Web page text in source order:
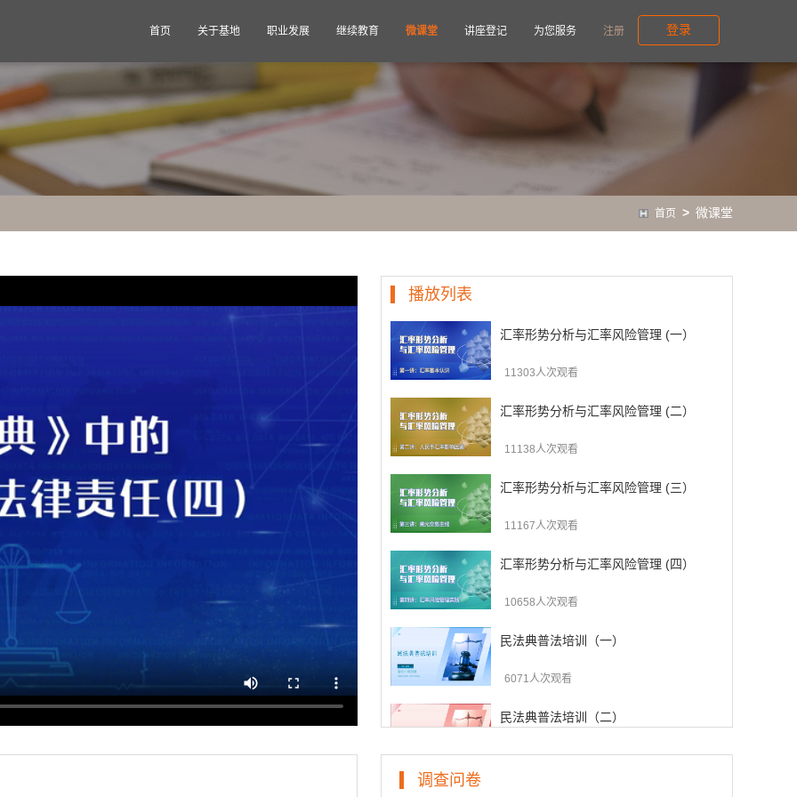
首页 关于基地 职业发展 继续教育 微课堂 讲座登记 为您服务 注册 登录
首页 > 微课堂
播放列表
汇率形势分析与汇率风险管理 (一）
11303人次观看
汇率形势分析与汇率风险管理 (二）
11138人次观看
汇率形势分析与汇率风险管理 (三）
11167人次观看
汇率形势分析与汇率风险管理 (四）
10658人次观看
民法典普法培训（一）
6071人次观看
民法典普法培训（二）
6255人次观看
调查问卷